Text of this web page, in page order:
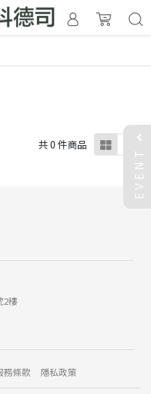
共 0 件商品
2樓
務條款 隱私政策
EVENT